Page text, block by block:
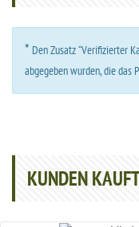
* Den Zusatz “Verifizierter
abgegeben wurden, die das
KUNDEN